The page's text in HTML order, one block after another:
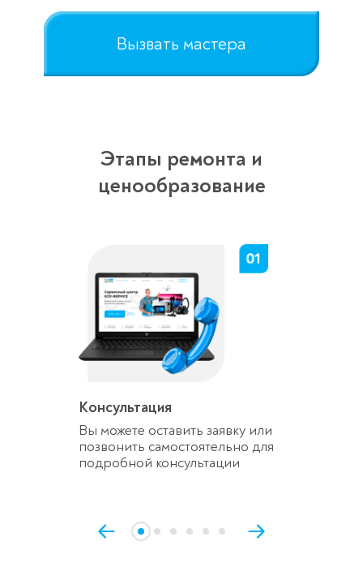
Вызвать мастера
Этапы ремонта и
ценообразование
Консультация
Вы можете оставить заявку или
позвонить самостоятельно для
подробной консультации